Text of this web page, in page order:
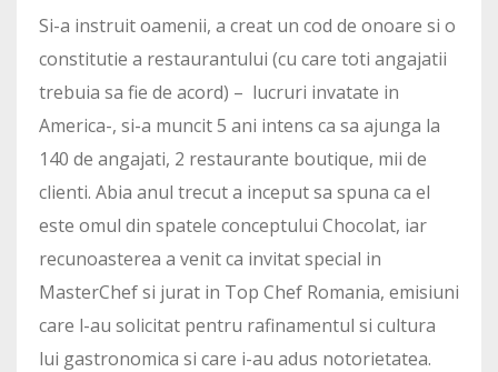
Si-a instruit oamenii, a creat un cod de onoare si o
constitutie a restaurantului (cu care toti angajatii
trebuia sa fie de acord) – lucruri invatate in
America-, si-a muncit 5 ani intens ca sa ajunga la
140 de angajati, 2 restaurante boutique, mii de
clienti. Abia anul trecut a inceput sa spuna ca el
este omul din spatele conceptului Chocolat, iar
recunoasterea a venit ca invitat special in
MasterChef si jurat in Top Chef Romania, emisiuni
care l-au solicitat pentru rafinamentul si cultura
lui gastronomica si care i-au adus notorietatea.